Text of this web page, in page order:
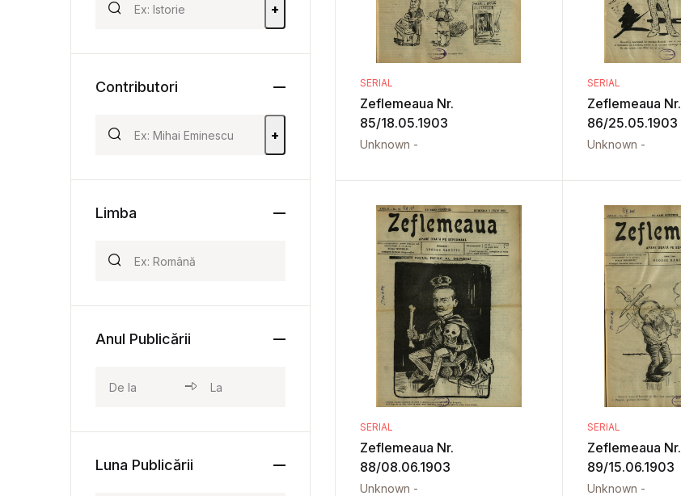
SERIAL
Zeflemeaua Nr.
85/18.05.1903
Unknown -
SERIAL
Zeflemeaua Nr.
86/25.05.1903
Unknown -
SERIAL
Zeflemeaua Nr.
88/08.06.1903
Unknown -
SERIAL
Zeflemeaua Nr.
89/15.06.1903
Unknown -
+
Contributori
+
Limba
Anul Publicării
Luna Publicării